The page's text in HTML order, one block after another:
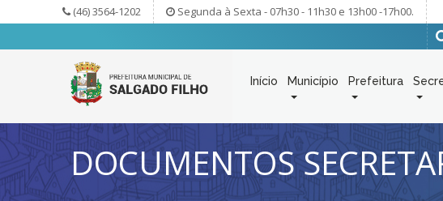
(46) 3564-1202 Segunda à Sexta - 07h30 - 11h30 e 13h00 -17h00.
Início Município Prefeitura
DOCUMENTOS